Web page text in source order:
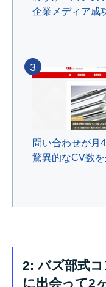
企業メディア成
問い合わせが月
驚異的なCV数
3
2: バズ部式
に出会って2